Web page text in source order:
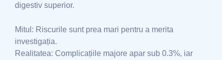
digestiv superior.
Mitul: Riscurile sunt prea mari pentru a merita
investigația.
Realitatea: Complicațiile majore apar sub 0.3%, iar